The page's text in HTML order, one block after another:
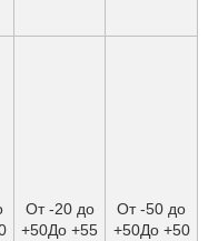
От -20 до
+50До +55
От -50 до
+50До +50